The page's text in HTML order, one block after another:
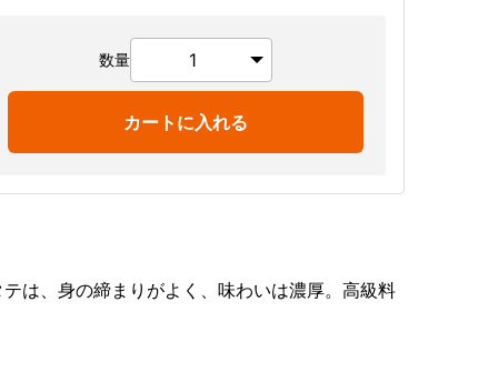
数量
カートに入れる
は、身の締まりがよく、味わいは濃厚。高級料